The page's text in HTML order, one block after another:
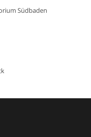
Südbaden